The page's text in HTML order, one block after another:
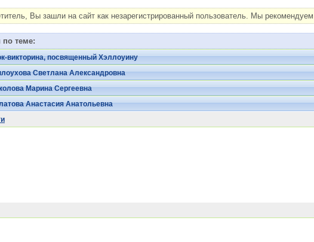
Вы зашли на сайт как незарегистрированный пользователь. Мы
по теме:
викторина, посвященный Хэллоуину
Светлана Александровна
Марина Сергеевна
Анастасия Анатольевна